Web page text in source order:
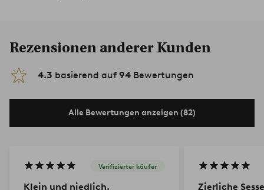
Rezensionen anderer Kunden
4.3 basierend auf 94 Bewertungen
Alle Bewertungen anzeigen (82)
Verifizierter käufer
Klein und niedlich. Zierliche